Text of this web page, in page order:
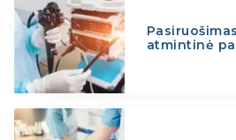
atmintinė